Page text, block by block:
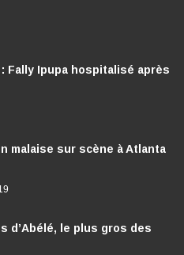
Fally Ipupa hospitalisé après
malaise sur scène à Atlanta
d’Abélé, le plus gros des